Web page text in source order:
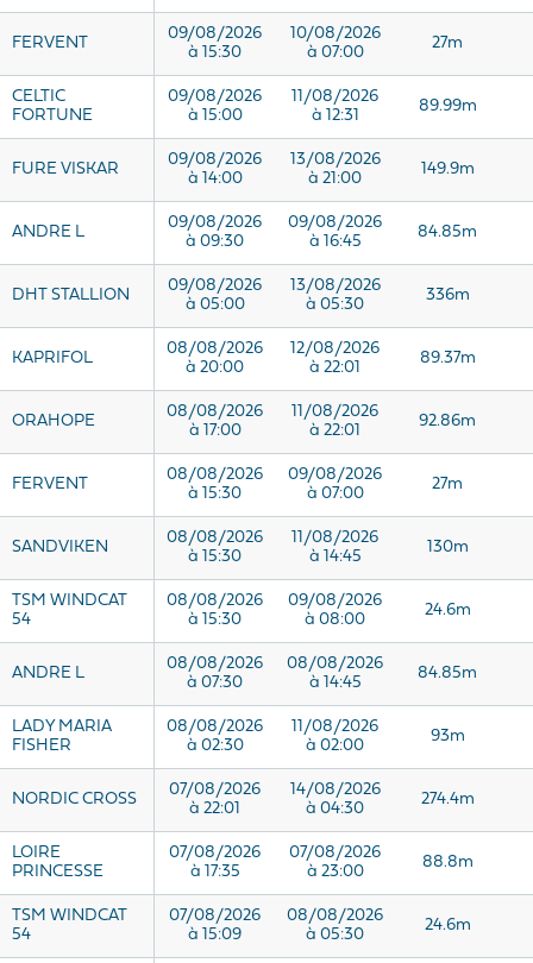
FERVENT
09/08/2026
à 15:30
10/08/2026
à 07:00
27m
CELTIC
FORTUNE
09/08/2026
à 15:00
11/08/2026
à 12:31
89.99m
FURE VISKAR
09/08/2026
à 14:00
13/08/2026
à 21:00
149.9m
ANDRE L
09/08/2026
à 09:30
09/08/2026
à 16:45
84.85m
DHT STALLION
09/08/2026
à 05:00
13/08/2026
à 05:30
336m
KAPRIFOL
08/08/2026
à 20:00
12/08/2026
à 22:01
89.37m
ORAHOPE
08/08/2026
à 17:00
11/08/2026
à 22:01
92.86m
FERVENT
08/08/2026
à 15:30
09/08/2026
à 07:00
27m
SANDVIKEN
08/08/2026
à 15:30
11/08/2026
à 14:45
130m
TSM WINDCAT
54
08/08/2026
à 15:30
09/08/2026
à 08:00
24.6m
ANDRE L
08/08/2026
à 07:30
08/08/2026
à 14:45
84.85m
LADY MARIA
FISHER
08/08/2026
à 02:30
11/08/2026
à 02:00
93m
NORDIC CROSS
07/08/2026
à 22:01
14/08/2026
à 04:30
274.4m
LOIRE
PRINCESSE
07/08/2026
à 17:35
07/08/2026
à 23:00
88.8m
TSM WINDCAT
54
07/08/2026
à 15:09
08/08/2026
à 05:30
24.6m